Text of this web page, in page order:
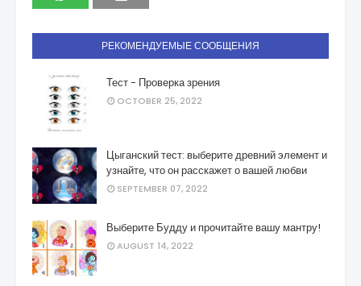
РЕКОМЕНДУЕМЫЕ СООБЩЕНИЯ
Тест - Проверка зрения
OCTOBER 25, 2022
Цыганский тест: выберите древний элемент и
узнайте, что он расскажет о вашей любви
SEPTEMBER 07, 2022
Выберите Будду и прочитайте вашу мантру!
AUGUST 14, 2022